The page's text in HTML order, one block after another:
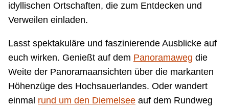
idyllischen Ortschaften, die zum Entdecken und
Verweilen einladen.
Lasst spektakuläre und faszinierende Ausblicke auf
euch wirken. Genießt auf dem Panoramaweg die
Weite der Panoramaansichten über die markanten
Höhenzüge des Hochsauerlandes. Oder wandert
einmal rund um den Diemelsee auf dem Rundweg